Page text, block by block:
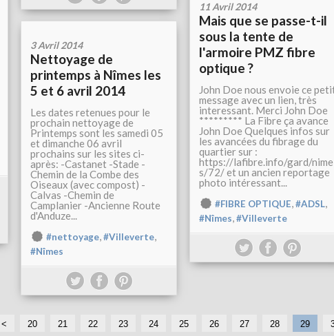
11 Avril 2014
Mais que se passe-t-il
sous la tente de
l'armoire PMZ fibre
optique ?
John Doe nous envoie ce
message avec un lien, très
interessant. Merci John Doe
********* La Fibre ça avance
John Doe Quelques infos sur
les avancées du fibrage du
quartier sur :
https://lafibre.info/gard/nime
s/72/ et un ancien reportage
photo intéressant...
#FIBRE OPTIQUE,#ADSL,
#Nîmes,#Villeverte
3 Avril 2014
Nettoyage de
printemps à Nîmes les
5 et 6 avril 2014
Les dates retenues pour le
prochain nettoyage de
Printemps sont les samedi 05
et dimanche 06 avril
prochains sur les sites ci-
après: -Castanet -Stade -
Chemin de la Combe des
Oiseaux (avec compost) -
Calvas -Chemin de
Camplanier -Ancienne Route
d'Anduze...
#nettoyage,#Villeverte,
#Nîmes
< 1
20 21 22 23 24 25 26 27 28 29